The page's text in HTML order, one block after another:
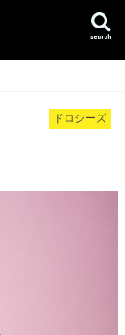
search
ドロシーズ